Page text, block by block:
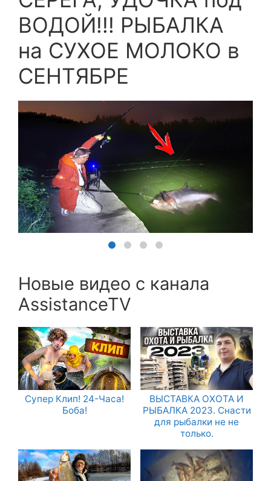
ВОДОЙ!!! РЫБАЛКА
на СУХОЕ МОЛОКО в
СЕНТЯБРЕ
Новые видео с канала
AssistanceTV
Супер Клип! 24-Часа!
Боба!
ВЫСТАВКА ОХОТА И
РЫБАЛКА 2023. Снасти
для рыбалки не не
только.